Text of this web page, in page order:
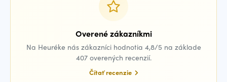
Overené zákazníkmi
Na Heuréke nás zákazníci hodnotia 4,8/5 na základe
407 overených recenzií.
Čítať recenzie